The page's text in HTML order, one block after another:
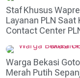
Staf Khusus
Layanan PLN
Contact Center
Warga Bekasi
Merah Putih